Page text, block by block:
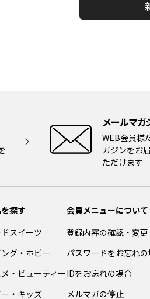
メールマガ
WEB会員様
ガジンをお
ただけます
探す
スイーツ
ング・ホビー
・ビューティー
・キッズ
会員メニューについて
登録内容の確認・変更
パスワードをお忘れ
IDをお忘れの場合
メルマガの停止